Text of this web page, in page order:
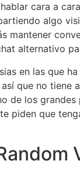
cara a
algo
mantener
alternativo
en las que
que no tiene
de los
piden que